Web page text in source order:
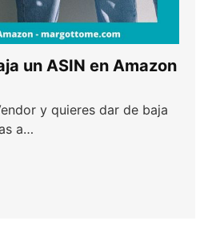
un ASIN en Amazon
y quieres dar de baja
a…